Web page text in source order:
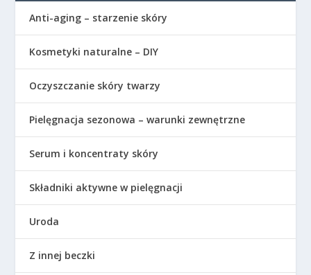
Anti-aging – starzenie skóry
Kosmetyki naturalne – DIY
Oczyszczanie skóry twarzy
Pielęgnacja sezonowa – warunki zewnętrzne
Serum i koncentraty skóry
Składniki aktywne w pielęgnacji
Uroda
Z innej beczki